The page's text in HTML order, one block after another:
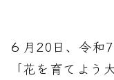
６月20日、令和
「花を育てよう